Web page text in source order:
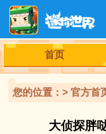
首页
您的位置：> 官方首
大侦探胖